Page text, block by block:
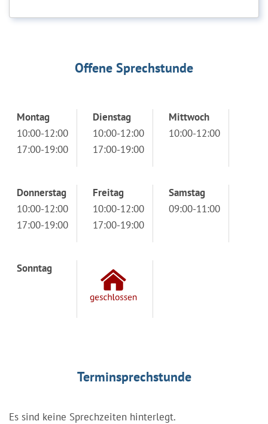
Offene Sprechstunde
Montag
10:00-12:00
17:00-19:00
Dienstag
10:00-12:00
17:00-19:00
Mittwoch
10:00-12:00
Donnerstag
10:00-12:00
17:00-19:00
Freitag
10:00-12:00
17:00-19:00
Samstag
09:00-11:00
Sonntag
Terminsprechstunde
Es sind keine Sprechzeiten hinterlegt.